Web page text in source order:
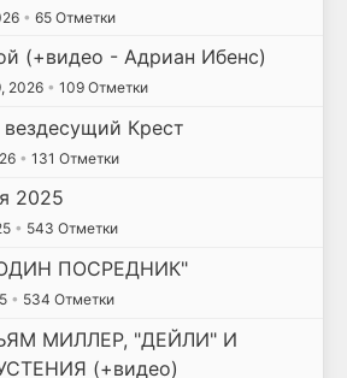
• 65 Отметки
(+видео - Адриан Ибенс)
2026 • 109 Отметки
Крест
• 131 Отметки
2025
• 543 Отметки
ПОСРЕДНИК"
• 534 Отметки
МИЛЛЕР, "ДЕЙЛИ" И
(+видео)